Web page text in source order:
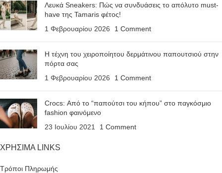
Λευκά Sneakers: Πώς να συνδυάσεις το απόλυτο must-
have της Tamaris φέτος!
1 Φεβρουαρίου 2026
1 Comment
Η τέχνη του χειροποίητου δερμάτινου παπουτσιού στην
πόρτα σας
1 Φεβρουαρίου 2026
1 Comment
Crocs: Από το “παπούτσι του κήπου” στο παγκόσμιο
fashion φαινόμενο
23 Ιουλίου 2021
1 Comment
ΧΡΗΣΙΜΑ LINKS
Τρόποι Πληρωμής